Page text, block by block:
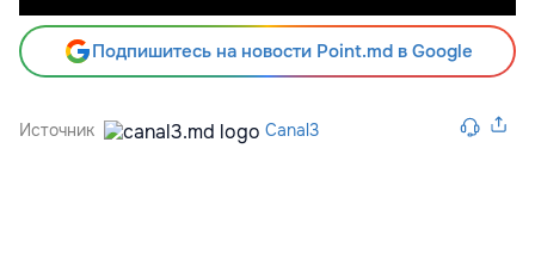
Подпишитесь на новости Point.md в Google
Источник Canal3